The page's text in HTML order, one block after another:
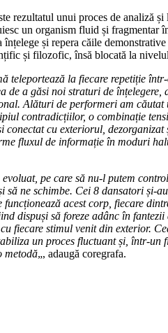
rezultatul unui proces de analiză
un organism fluid și fragmentar
înțelege și repera căile
și filozofic, însă blocată la
teleportează la fiecare repetiție
de a găsi noi straturi de înțelegere,
Alături de performeri am căutat
contradicțiilor, o combinație
conectat cu exteriorul,
fluxul de informație în moduri
pe care să nu-l putem
să ne schimbe. Cei 8 dansatori și-
acest corp, fiecare
dispuși să foreze adânc în fantezii
fiecare stimul venit din exterior.
un proces fluctuant și, într-un
metodă„, adaugă coregrafa.